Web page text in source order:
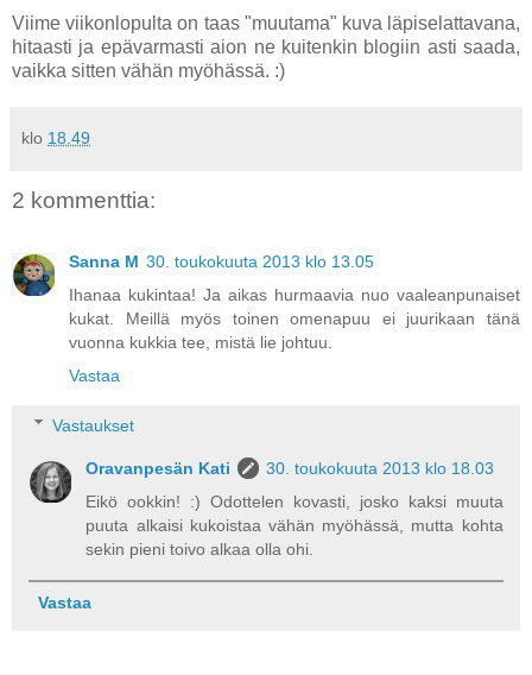
Viime viikonlopulta on taas "muutama" kuva läpiselattavana,
hitaasti ja epävarmasti aion ne kuitenkin blogiin asti saada,
vaikka sitten vähän myöhässä. :)
klo 18.49
2 kommenttia:
Sanna M 30. toukokuuta 2013 klo 13.05
Ihanaa kukintaa! Ja aikas hurmaavia nuo vaaleanpunaiset
kukat. Meillä myös toinen omenapuu ei juurikaan tänä
vuonna kukkia tee, mistä lie johtuu.
Vastaa
Vastaukset
Oravanpesän Kati
30. toukokuuta 2013 klo 18.03
Eikö ookkin! :) Odottelen kovasti, josko kaksi muuta
puuta alkaisi kukoistaa vähän myöhässä, mutta kohta
sekin pieni toivo alkaa olla ohi.
Vastaa